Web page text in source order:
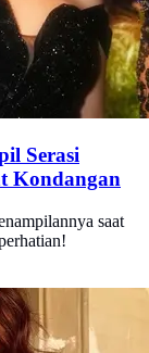
Serasi
Kondangan
saat